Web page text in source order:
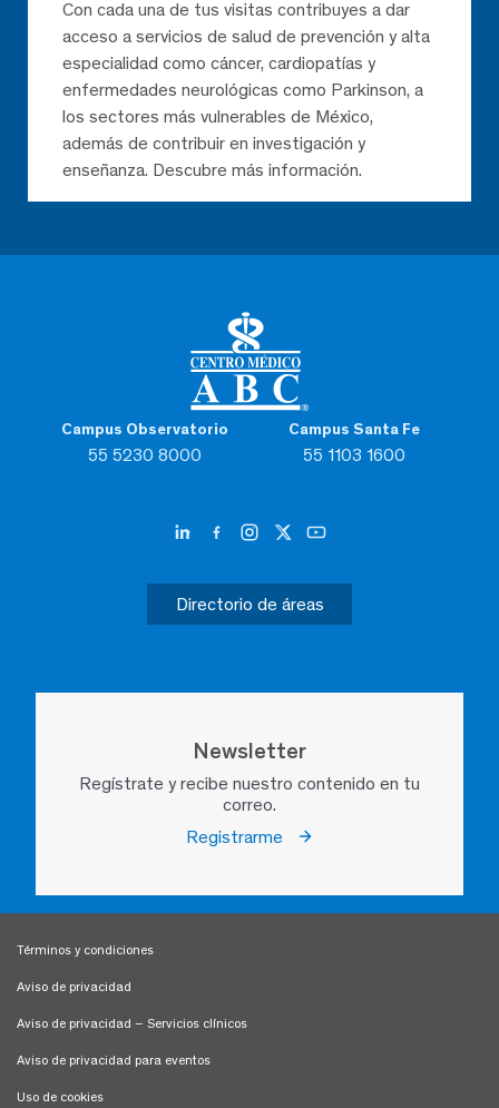
Campus Observatorio
55 5230 8000
Campus Santa Fe
55 1103 1600
Directorio de áreas
Newsletter
Regístrate y recibe nuestro contenido en tu
correo.
Registrarme
Con cada una de tus visitas contribuyes a dar
acceso a servicios de salud de prevención y alta
especialidad como cáncer, cardiopatías y
enfermedades neurológicas como Parkinson, a
los sectores más vulnerables de México,
además de contribuir en investigación y
enseñanza. Descubre más información.
Términos y condiciones
Aviso de privacidad
Aviso de privacidad – Servicios clínicos
Aviso de privacidad para eventos
Uso de cookies